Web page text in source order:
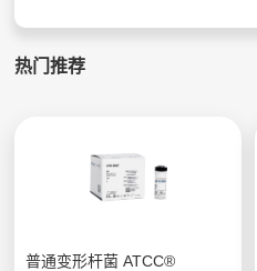
热门推荐
普通变形杆菌 ATCC®